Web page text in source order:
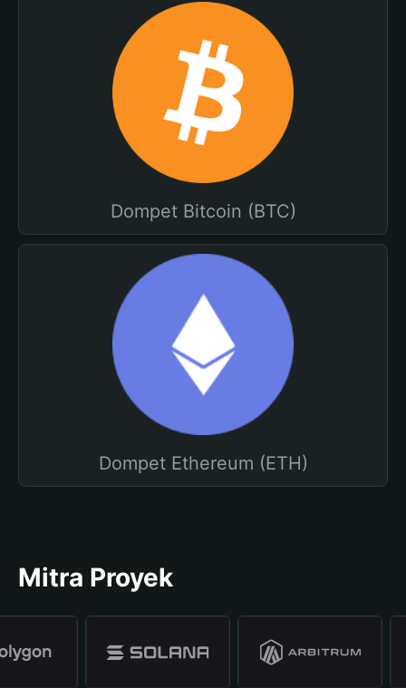
Dompet Bitcoin (BTC)
Dompet Ethereum (ETH)
Mitra Proyek